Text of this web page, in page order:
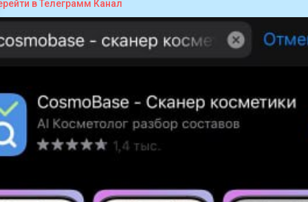
в Телеграмм Канал